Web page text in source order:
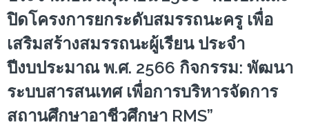
ปิดโครงการยกระดับสมรรถนะครู เพื่อ
เสริมสร้างสมรรถนะผู้เรียน ประจำ
ปีงบประมาณ พ.ศ. 2566 กิจกรรม: พัฒนา
ระบบสารสนเทศ เพื่อการบริหารจัดการ
สถานศึกษาอาชีวศึกษา RMS”